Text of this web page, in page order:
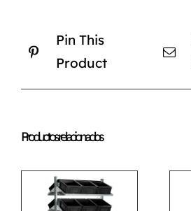
Pin This
Product
Productos relacionados